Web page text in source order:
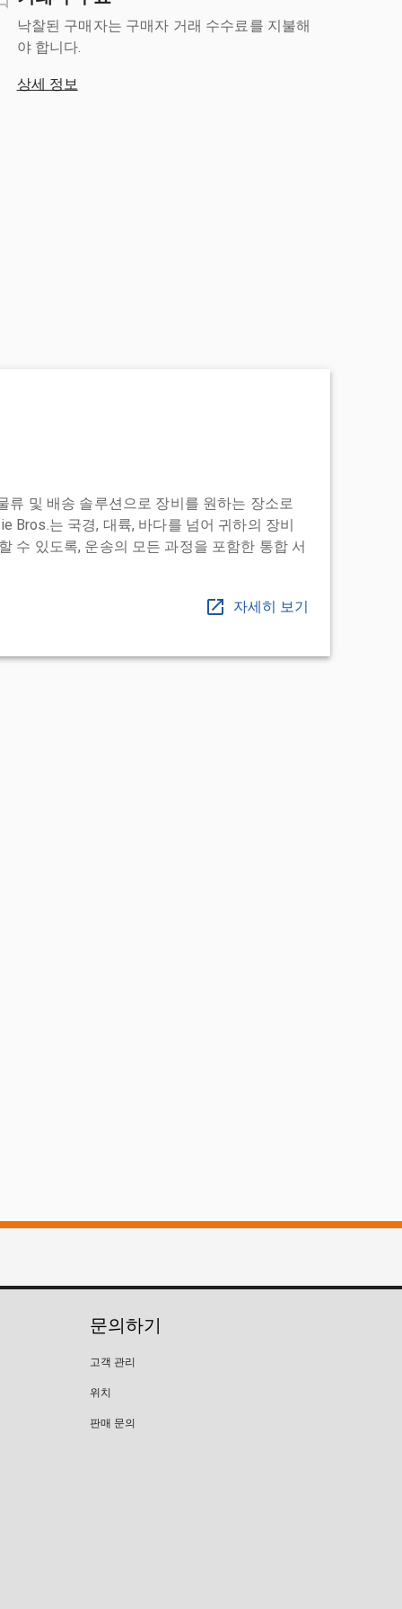
낙찰된 구매자는 구매자 거래 수수료를 지불해
야 합니다.
상세 정보
류 및 배송 솔루션으로 장비를 원하는 장소로
Bros.는 국경, 대륙, 바다를 넘어 귀하의 장비
수 있도록, 운송의 모든 과정을 포함한 통합 서
자세히 보기
문의하기
고객 관리
위치
판매 문의